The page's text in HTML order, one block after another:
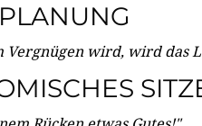
PLANUNG
Vergnügen wird, wird das